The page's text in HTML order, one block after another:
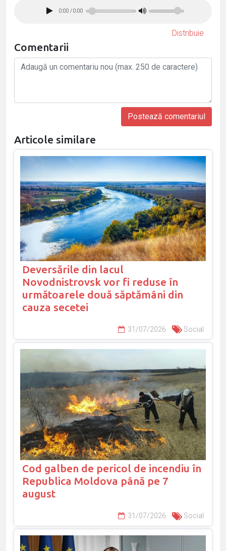
0:00 /0:00
Distribuie
Comentarii
Articole similare
Deversările din lacul
Novodnistrovsk vor fi reduse în
următoarele două săptămâni din
cauza secetei
31/07/2026 Social
Cod galben de pericol de incendiu în
Republica Moldova până pe 7
august
31/07/2026 Social